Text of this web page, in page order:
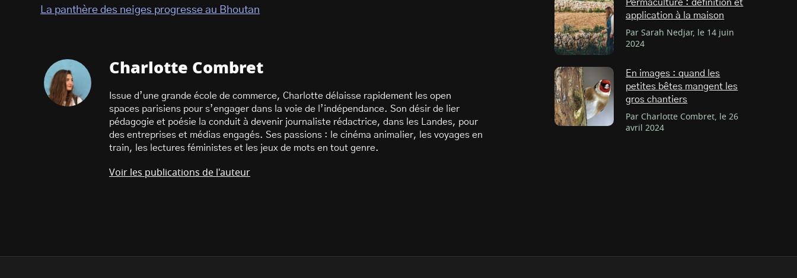
La panthère des neiges progresse au Bhoutan
Charlotte Combret
Issue d’une grande école de commerce, Charlotte délaisse rapidement les open
spaces parisiens pour s’engager dans la voie de l’indépendance. Son désir de lier
pédagogie et poésie la conduit à devenir journaliste rédactrice, dans les Landes, pour
des entreprises et médias engagés. Ses passions : le cinéma animalier, les voyages en
train, les lectures féministes et les jeux de mots en tout genre.
Voir les publications de l'auteur
Permaculture : définition et
application à la maison
Par Sarah Nedjar, le 14 juin
2024
En images : quand les
petites bêtes mangent les
gros chantiers
Par Charlotte Combret, le 26
avril 2024